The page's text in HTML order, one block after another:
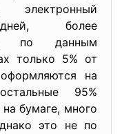
более
по данным
только 5% от
на
95%
бумаге, много
это не по